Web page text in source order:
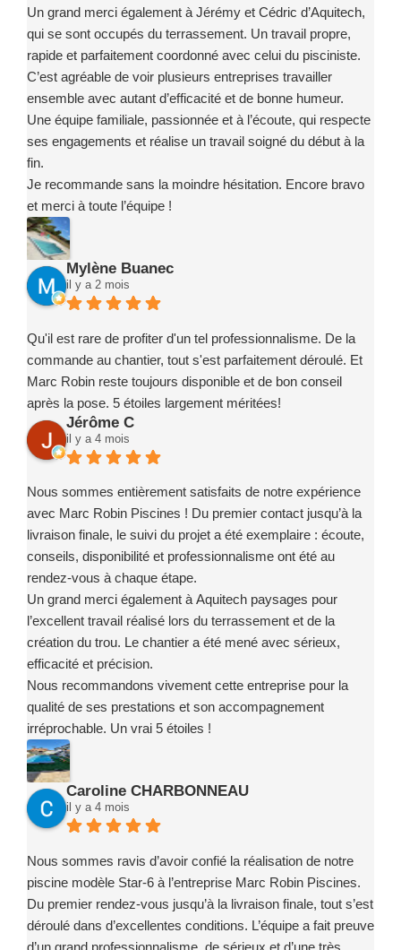
Un grand merci également à Jérémy et Cédric d’Aquitech,
qui se sont occupés du terrassement. Un travail propre,
rapide et parfaitement coordonné avec celui du pisciniste.
C’est agréable de voir plusieurs entreprises travailler
ensemble avec autant d’efficacité et de bonne humeur.
Une équipe familiale, passionnée et à l’écoute, qui respecte
ses engagements et réalise un travail soigné du début à la
fin.
Je recommande sans la moindre hésitation. Encore bravo
et merci à toute l’équipe !
Mylène Buanec
il y a 2 mois
Qu'il est rare de profiter d'un tel professionnalisme. De la
commande au chantier, tout s'est parfaitement déroulé. Et
Marc Robin reste toujours disponible et de bon conseil
après la pose. 5 étoiles largement méritées!
Jérôme C
il y a 4 mois
Nous sommes entièrement satisfaits de notre expérience
avec Marc Robin Piscines ! Du premier contact jusqu’à la
livraison finale, le suivi du projet a été exemplaire : écoute,
conseils, disponibilité et professionnalisme ont été au
rendez-vous à chaque étape.
Un grand merci également à Aquitech paysages pour
l’excellent travail réalisé lors du terrassement et de la
création du trou. Le chantier a été mené avec sérieux,
efficacité et précision.
Nous recommandons vivement cette entreprise pour la
qualité de ses prestations et son accompagnement
irréprochable. Un vrai 5 étoiles !
Caroline CHARBONNEAU
il y a 4 mois
Nous sommes ravis d’avoir confié la réalisation de notre
piscine modèle Star-6 à l’entreprise Marc Robin Piscines.
Du premier rendez-vous jusqu’à la livraison finale, tout s’est
déroulé dans d’excellentes conditions. L’équipe a fait preuve
d’un grand professionnalisme, de sérieux et d’une très